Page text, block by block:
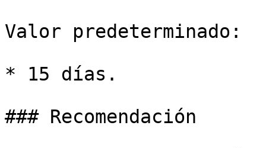
Valor predeterminado:
* 15 días.
### Recomendación